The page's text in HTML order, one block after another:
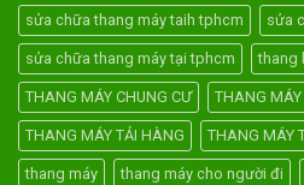
sửa chữa thang máy taih tphcm sửa
sửa chữa thang máy tại tphcm thang
THANG MÁY CHUNG CƯ THANG
THANG MÁY TẢI HÀNG THANG MÁY
thang máy thang máy cho người đi